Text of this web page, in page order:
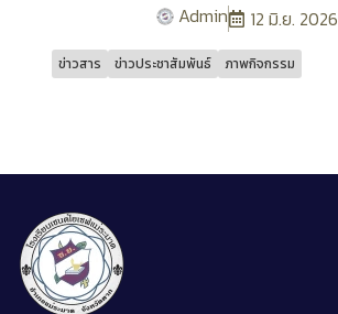
Admin
12 มิ.ย. 2026
ข่าวสาร ข่าวประชาสัมพันธ์ ภาพกิจกรรม